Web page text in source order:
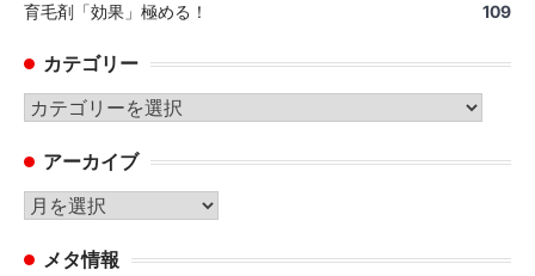
育毛剤「効果」極める！ 109
カテゴリー
カ
ゴ
リ
ー
アーカイブ
ア
カ メタ情報